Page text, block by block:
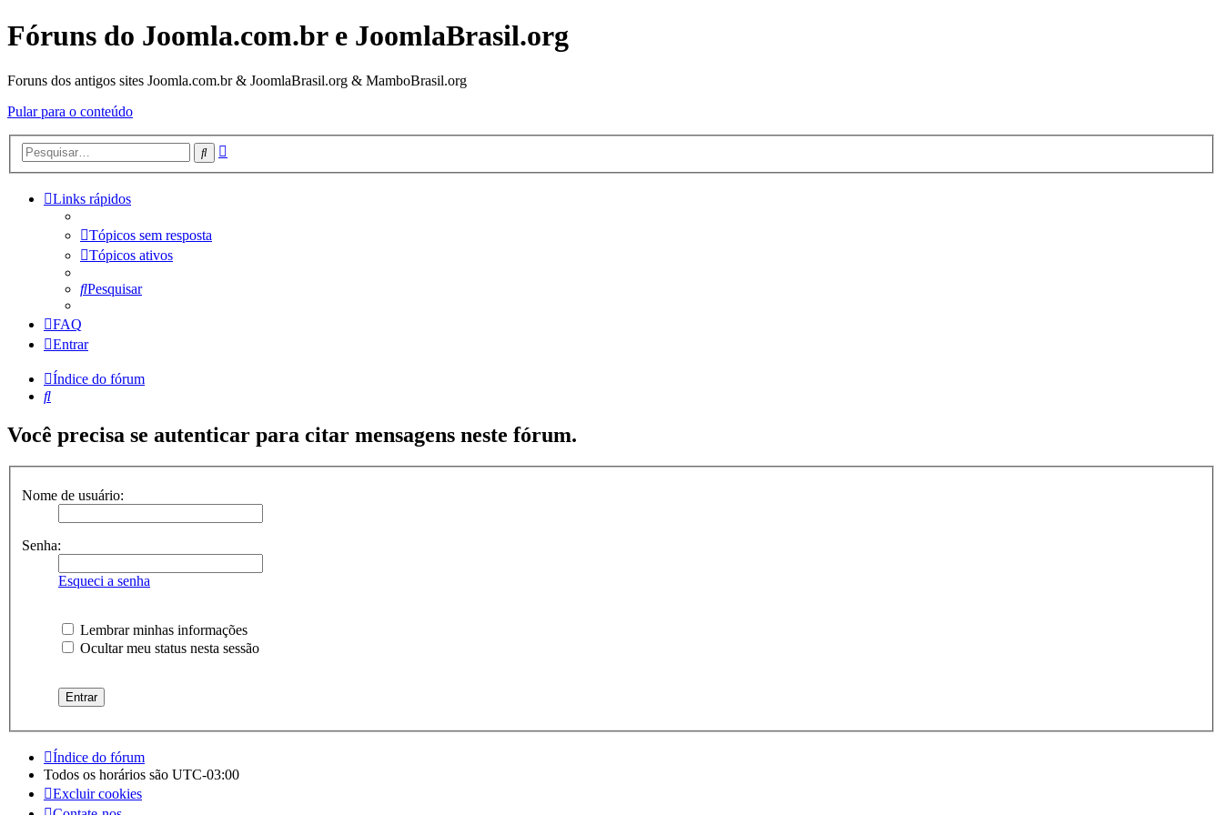
Fóruns do Joomla.com.br e JoomlaBrasil.org
Foruns dos antigos sites Joomla.com.br & JoomlaBrasil.org & MamboBrasil.org
Pular para o conteúdo
Pesquisar
Links rápidos
Tópicos sem resposta
Tópicos ativos
Pesquisar
FAQ
Entrar
Índice do fórum
Pesquisar
Você precisa se autenticar para citar mensagens neste fórum.
Nome de usuário:
Senha:
Esqueci a senha
Lembrar minhas informações
Ocultar meu status nesta sessão
Índice do fórum
Todos os horários são UTC-03:00
Excluir cookies